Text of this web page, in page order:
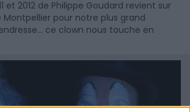
et 2012 de Philippe Goudard revient sur
Montpellier pour notre plus grand
ce clown nous touche en